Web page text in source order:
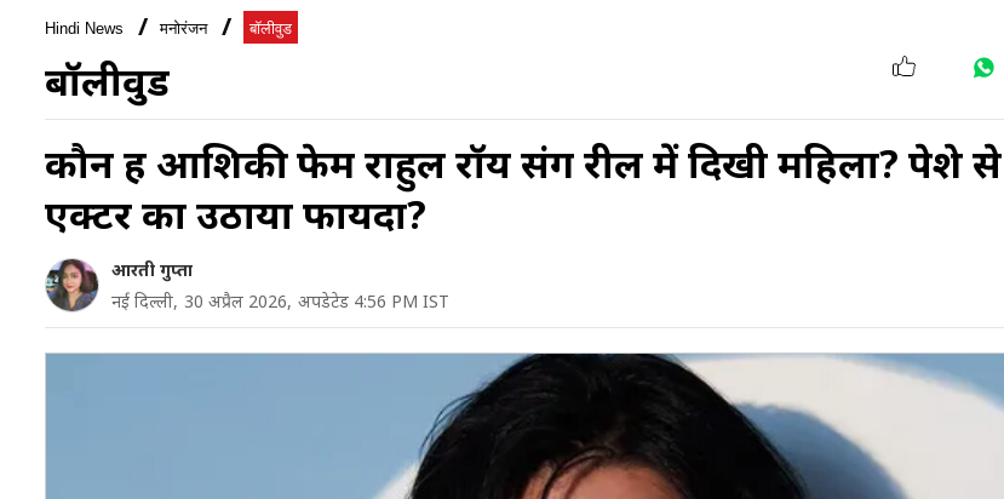
Hindi News मनोरंजन बॉलीवुड
बॉलीवुड
कौन हैं आश‍िकी फेम राहुल रॉय संग रील में दिखी मह‍िला? पेशे से
एक्टर का उठाया फायदा?
आरती गुप्ता
नई दिल्ली, 30 अप्रैल 2026, अपडेटेड 4:56 PM IST